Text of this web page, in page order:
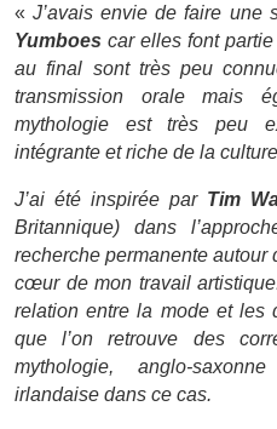
«J’avais envie de faire une
Yumboes car elles font
au final sont très peu
transmission orale mais
mythologie est très peu
intégrante et riche de la
J’ai été inspirée par Tim
Britannique) dans
recherche permanente autour
cœur de mon travail
relation entre la mode et les
que l’on retrouve des
mythologie, anglo-
irlandaise dans ce cas.